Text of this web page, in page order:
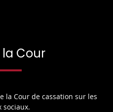
la Cour
la Cour de cassation sur les
sociaux.